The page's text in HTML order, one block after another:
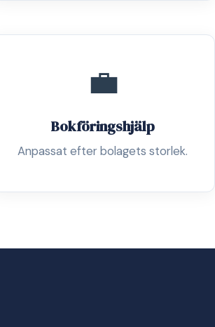
💼
Bokföringshjälp
Anpassat efter bolagets storlek.